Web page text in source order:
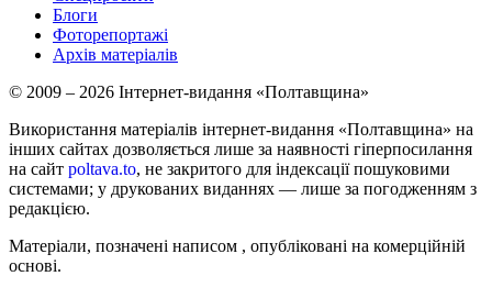
Блоги
Фоторепортажі
Архів матеріалів
© 2009 – 2026 Інтернет-видання «Полтавщина»
Використання матеріалів інтернет-видання «Полтавщина» на
інших сайтах дозволяється лише за наявності гіперпосилання
на сайт poltava.to, не закритого для індексації пошуковими
системами; у друкованих виданнях — лише за погодженням з
редакцією.
Матеріали, позначені написом , опубліковані на комерційній
основі.